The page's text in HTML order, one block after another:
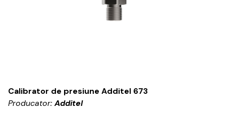
Calibrator de presiune Additel 673
Producator:Additel